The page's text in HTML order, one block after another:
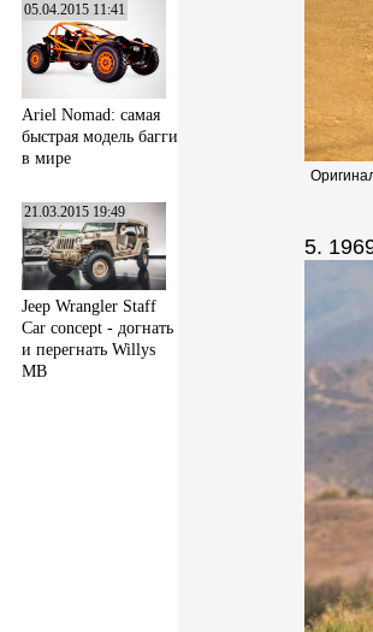
05.04.2015 11:41
Ariel Nomad: самая
быстрая модель багги
в мире
21.03.2015 19:49
Jeep Wrangler Staff
Car concept - догнать
и перегнать Willys
MB
5.